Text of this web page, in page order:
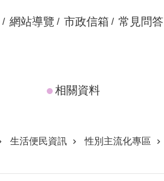
網站導覽 市政信箱 常見問答
相關資料
生活便民資訊 性別主流化專區